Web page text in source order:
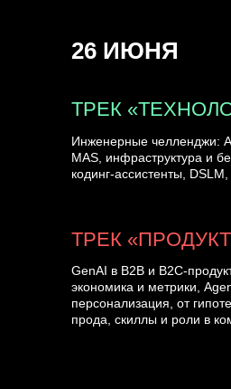
26 ИЮНЯ
ТРЕК
GenAI в B2B и B2C-
экономика и метрики,
персонализация, от
прода, скиллы и роли в
Инженерные челленджи:
MAS, инфраструктура и
кодинг-ассистенты,
ТРЕК